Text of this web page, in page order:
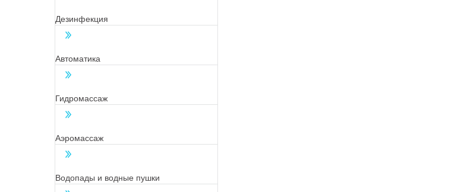
Дезинфекция
Автоматика
Гидромассаж
Аэромассаж
Водопады и водные пушки